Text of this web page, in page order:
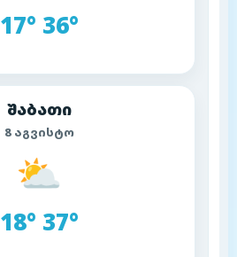
17° 36°
შაბათი
8 აგვისტო
⛅
18° 37°